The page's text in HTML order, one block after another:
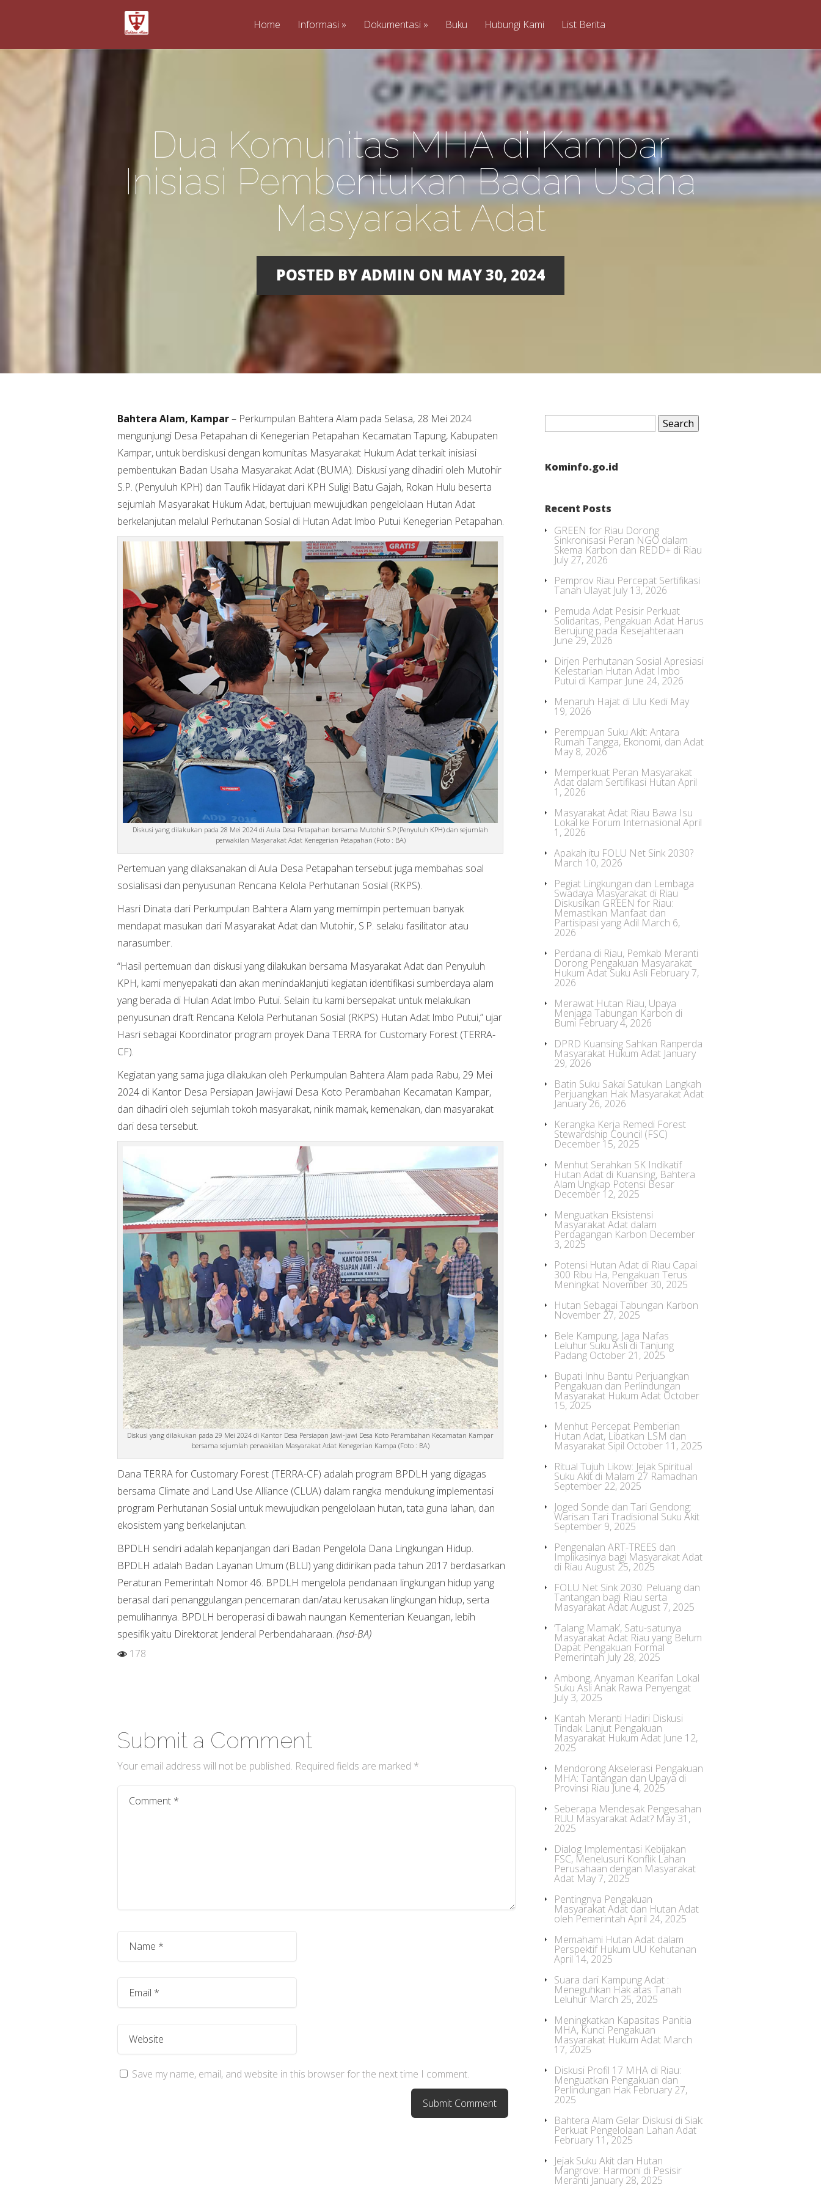
Home Informasi Dokumentasi Buku Hubungi Kami List Berita
Dua Komunitas MHA di Kampar
Inisiasi Pembentukan Badan Usaha
Masyarakat Adat
POSTED BY ADMIN ON MAY 30, 2024
Bahtera Alam, Kampar– Perkumpulan Bahtera Alam pada Selasa, 28 Mei 2024
mengunjungi Desa Petapahan di Kenegerian Petapahan Kecamatan Tapung, Kabupaten
Kampar, untuk berdiskusi dengan komunitas Masyarakat Hukum Adat terkait inisiasi
pembentukan Badan Usaha Masyarakat Adat (BUMA). Diskusi yang dihadiri oleh Mutohir
S.P. (Penyuluh KPH) dan Taufik Hidayat dari KPH Suligi Batu Gajah, Rokan Hulu beserta
sejumlah Masyarakat Hukum Adat, bertujuan mewujudkan pengelolaan Hutan Adat
berkelanjutan melalul Perhutanan Sosial di Hutan Adat lmbo Putui Kenegerian Petapahan.
Diskusi yang dilakukan pada 28 Mei 2024 di Aula Desa Petapahan bersama Mutohir S.P (Penyuluh KPH) dan sejumlah
perwakilan Masyarakat Adat Kenegerian Petapahan (Foto : BA)
Pertemuan yang dilaksanakan di Aula Desa Petapahan tersebut juga membahas soal
sosialisasi dan penyusunan Rencana Kelola Perhutanan Sosial (RKPS).
Hasri Dinata dari Perkumpulan Bahtera Alam yang memimpin pertemuan banyak
mendapat masukan dari Masyarakat Adat dan Mutohir, S.P. selaku fasilitator atau
narasumber.
“Hasil pertemuan dan diskusi yang dilakukan bersama Masyarakat Adat dan Penyuluh
KPH, kami menyepakati dan akan menindaklanjuti kegiatan identifikasi sumberdaya alam
yang berada di Hulan Adat lmbo Putui. Selain itu kami bersepakat untuk melakukan
penyusunan draft Rencana Kelola Perhutanan Sosial (RKPS) Hutan Adat lmbo Putui,” ujar
Hasri sebagai Koordinator program proyek Dana TERRA for Customary Forest (TERRA-
CF).
Kegiatan yang sama juga dilakukan oleh Perkumpulan Bahtera Alam pada Rabu, 29 Mei
2024 di Kantor Desa Persiapan Jawi-jawi Desa Koto Perambahan Kecamatan Kampar,
dan dihadiri oleh sejumlah tokoh masyarakat, ninik mamak, kemenakan, dan masyarakat
dari desa tersebut.
Diskusi yang dilakukan pada 29 Mei 2024 di Kantor Desa Persiapan Jawi-jawi Desa Koto Perambahan Kecamatan Kampar
bersama sejumlah perwakilan Masyarakat Adat Kenegerian Kampa (Foto : BA)
Dana TERRA for Customary Forest (TERRA-CF) adalah program BPDLH yang digagas
bersama Climate and Land Use Alliance (CLUA) dalam rangka mendukung implementasi
program Perhutanan Sosial untuk mewujudkan pengelolaan hutan, tata guna lahan, dan
ekosistem yang berkelanjutan.
BPDLH sendiri adalah kepanjangan dari Badan Pengelola Dana Lingkungan Hidup.
BPDLH adalah Badan Layanan Umum (BLU) yang didirikan pada tahun 2017 berdasarkan
Peraturan Pemerintah Nomor 46. BPDLH mengelola pendanaan lingkungan hidup yang
berasal dari penanggulangan pencemaran dan/atau kerusakan lingkungan hidup, serta
pemulihannya. BPDLH beroperasi di bawah naungan Kementerian Keuangan, lebih
spesifik yaitu Direktorat Jenderal Perbendaharaan. (hsd-BA)
178
Submit a Comment
Your email address will not be published. Required fields are marked *
Save my name, email, and website in this browser for the next time I comment.
Search
Kominfo.go.id
Recent Posts
GREEN for Riau Dorong
Sinkronisasi Peran NGO dalam
Skema Karbon dan REDD+ di Riau
July 27, 2026
Pemprov Riau Percepat Sertifikasi
Tanah Ulayat July 13, 2026
Pemuda Adat Pesisir Perkuat
Solidaritas, Pengakuan Adat Harus
Berujung pada Kesejahteraan
June 29, 2026
Dirjen Perhutanan Sosial Apresiasi
Kelestarian Hutan Adat Imbo
Putui di Kampar June 24, 2026
Menaruh Hajat di Ulu Kedi May
19, 2026
Perempuan Suku Akit: Antara
Rumah Tangga, Ekonomi, dan Adat
May 8, 2026
Memperkuat Peran Masyarakat
Adat dalam Sertifikasi Hutan April
1, 2026
Masyarakat Adat Riau Bawa Isu
Lokal ke Forum Internasional April
1, 2026
Apakah itu FOLU Net Sink 2030?
March 10, 2026
Pegiat Lingkungan dan Lembaga
Swadaya Masyarakat di Riau
Diskusikan GREEN for Riau:
Memastikan Manfaat dan
Partisipasi yang Adil March 6,
2026
Perdana di Riau, Pemkab Meranti
Dorong Pengakuan Masyarakat
Hukum Adat Suku Asli February 7,
2026
Merawat Hutan Riau, Upaya
Menjaga Tabungan Karbon di
Bumi February 4, 2026
DPRD Kuansing Sahkan Ranperda
Masyarakat Hukum Adat January
29, 2026
Batin Suku Sakai Satukan Langkah
Perjuangkan Hak Masyarakat Adat
January 26, 2026
Kerangka Kerja Remedi Forest
Stewardship Council (FSC)
December 15, 2025
Menhut Serahkan SK Indikatif
Hutan Adat di Kuansing, Bahtera
Alam Ungkap Potensi Besar
December 12, 2025
Menguatkan Eksistensi
Masyarakat Adat dalam
Perdagangan Karbon December
3, 2025
Potensi Hutan Adat di Riau Capai
300 Ribu Ha, Pengakuan Terus
Meningkat November 30, 2025
Hutan Sebagai Tabungan Karbon
November 27, 2025
Bele Kampung, Jaga Nafas
Leluhur Suku Asli di Tanjung
Padang October 21, 2025
Bupati Inhu Bantu Perjuangkan
Pengakuan dan Perlindungan
Masyarakat Hukum Adat October
15, 2025
Menhut Percepat Pemberian
Hutan Adat, Libatkan LSM dan
Masyarakat Sipil October 11, 2025
Ritual Tujuh Likow: Jejak Spiritual
Suku Akit di Malam 27 Ramadhan
September 22, 2025
Joged Sonde dan Tari Gendong:
Warisan Tari Tradisional Suku Akit
September 9, 2025
Pengenalan ART-TREES dan
Implikasinya bagi Masyarakat Adat
di Riau August 25, 2025
FOLU Net Sink 2030: Peluang dan
Tantangan bagi Riau serta
Masyarakat AdatAugust 7, 2025
‘Talang Mamak’, Satu-satunya
Masyarakat Adat Riau yang Belum
Dapat Pengakuan Formal
Pemerintah July 28, 2025
Ambong, Anyaman Kearifan Lokal
Suku Asli Anak Rawa Penyengat
July 3, 2025
Kantah Meranti Hadiri Diskusi
Tindak Lanjut Pengakuan
Masyarakat Hukum Adat June 12,
2025
Mendorong Akselerasi Pengakuan
MHA: Tantangan dan Upaya di
Provinsi Riau June 4, 2025
Seberapa Mendesak Pengesahan
RUU Masyarakat Adat? May 31,
2025
Dialog Implementasi Kebijakan
FSC, Menelusuri Konflik Lahan
Perusahaan dengan Masyarakat
Adat May 7, 2025
Pentingnya Pengakuan
Masyarakat Adat dan Hutan Adat
oleh Pemerintah April 24, 2025
Memahami Hutan Adat dalam
Perspektif Hukum UU Kehutanan
April 14, 2025
Suara dari Kampung Adat :
Meneguhkan Hak atas Tanah
Leluhur March 25, 2025
Meningkatkan Kapasitas Panitia
MHA, Kunci Pengakuan
Masyarakat Hukum Adat March
17, 2025
Diskusi Profil 17 MHA di Riau:
Menguatkan Pengakuan dan
Perlindungan Hak February 27,
2025
Bahtera Alam Gelar Diskusi di Siak:
Perkuat Pengelolaan Lahan Adat
February 11, 2025
Jejak Suku Akit dan Hutan
Mangrove: Harmoni di Pesisir
Meranti January 28, 2025